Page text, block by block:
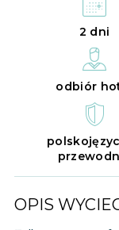
2 dni
odbiór
OPIS